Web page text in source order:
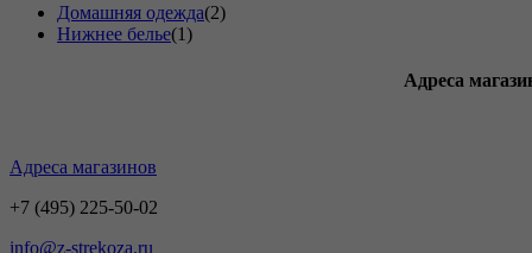
Домашняя одежда(2)
Нижнее белье(1)
Адреса
Адреса магазинов
+7 (495) 225-50-02
info@z-strekoza.ru